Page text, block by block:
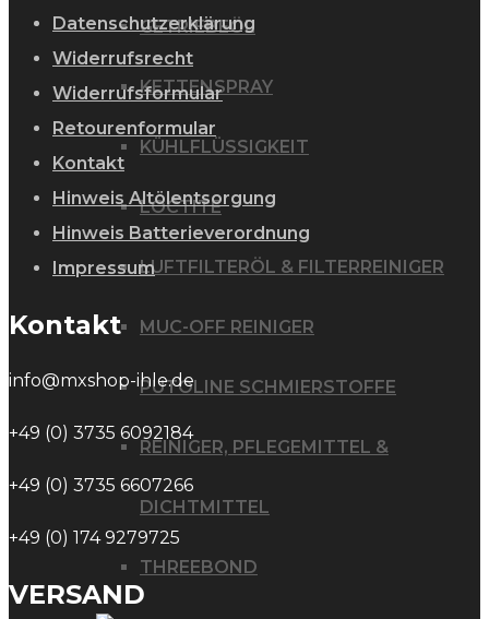
GETRIEBEÖL
KETTENSPRAY
KÜHLFLÜSSIGKEIT
LOCTITE
LUFTFILTERÖL & FILTERREINIGER
MUC-OFF REINIGER
PUTOLINE SCHMIERSTOFFE
REINIGER, PFLEGEMITTEL &
DICHTMITTEL
THREEBOND
Datenschutzerklärung
Widerrufsrecht
Widerrufsformular
Retourenformular
Kontakt
Hinweis Altölentsorgung
Hinweis Batterieverordnung
Impressum
Kontakt
info@mxshop-ihle.de
+49 (0) 3735 6092184
+49 (0) 3735 6607266
+49 (0) 174 9279725
VERSAND